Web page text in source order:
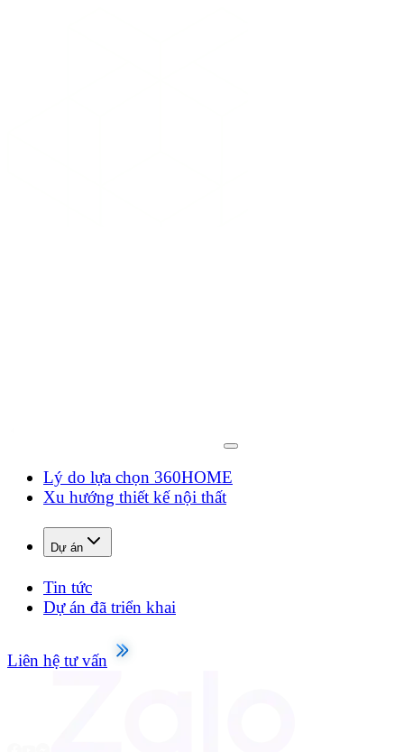
Lý do lựa chọn 360HOME
Xu hướng thiết kế nội thất
Dự án
Tin tức
Dự án đã triển khai
Liên hệ tư vấn